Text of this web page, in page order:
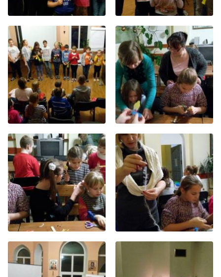
Фото Воскресной школы
Видео Воскресной школы
Фото
Видео
Архив
Пожертвования